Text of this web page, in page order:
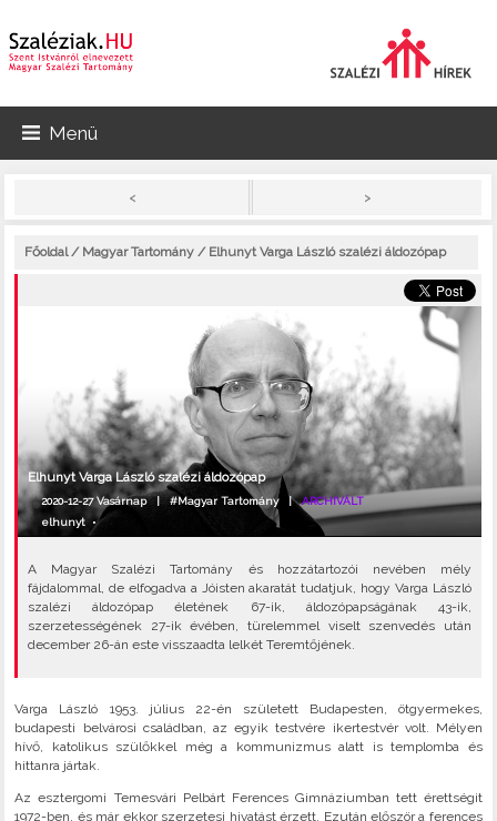
Menü
< >
Főoldal/ Magyar Tartomány / Elhunyt Varga László szalézi áldozópap
Elhunyt Varga László szalézi áldozópap
2020-12-27 Vasárnap |#Magyar Tartomány|ARCHIVÁLT
elhunyt •
A Magyar Szalézi Tartomány és hozzátartozói nevében mély
fájdalommal, de elfogadva a Jóisten akaratát tudatjuk, hogy Varga László
szalézi áldozópap életének 67-ik, áldozópapságának 43-ik,
szerzetességének 27-ik évében, türelemmel viselt szenvedés után
december 26-án este visszaadta lelkét Teremtőjének.
Varga László 1953. július 22-én született Budapesten, ötgyermekes,
budapesti belvárosi családban, az egyik testvére ikertestvér volt. Mélyen
hívő, katolikus szülőkkel még a kommunizmus alatt is templomba és
hittanra jártak.
Az esztergomi Temesvári Pelbárt Ferences Gimnáziumban tett érettségit
1972-ben, és már ekkor szerzetesi hivatást érzett. Ezután először a ferences